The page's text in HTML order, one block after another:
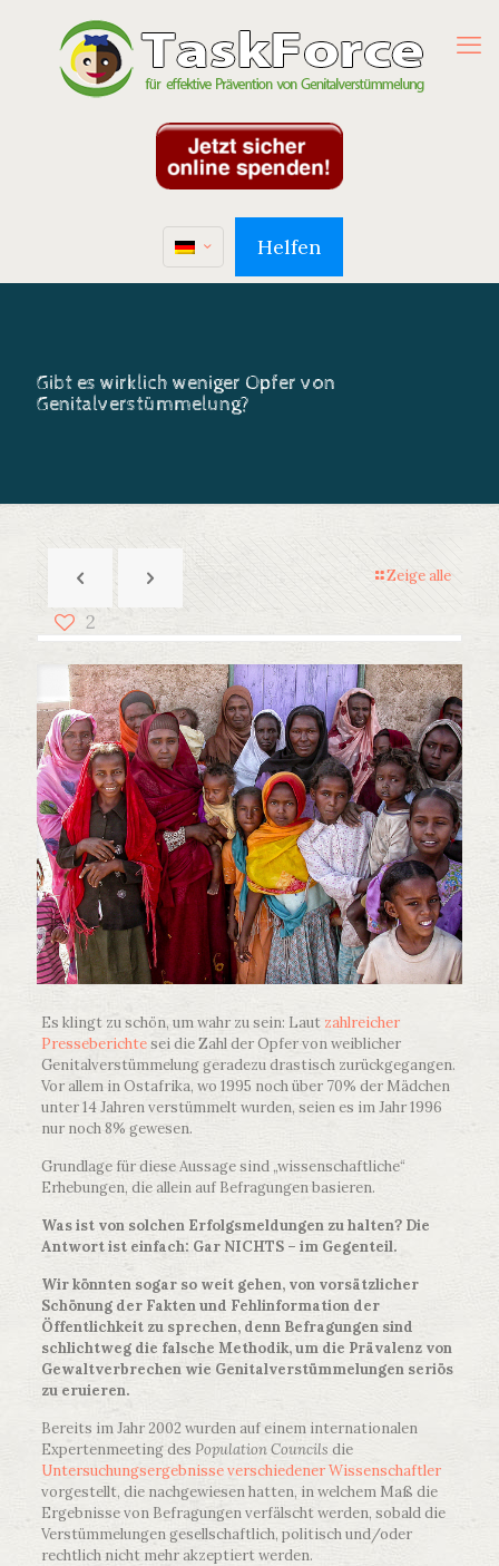
Helfen
Gibt es wirklich weniger Opfer von
Genitalverstümmelung?
Zeige alle
2
Es klingt zu schön, um wahr zu sein: Laut zahlreicher
Presseberichtesei die Zahl der Opfer von weiblicher
Genitalverstümmelung geradezu drastisch zurückgegangen.
Vor allem in Ostafrika, wo 1995 noch über 70% der Mädchen
unter 14 Jahren verstümmelt wurden, seien es im Jahr 1996
nur noch 8% gewesen.
Grundlage für diese Aussage sind „wissenschaftliche“
Erhebungen, die allein auf Befragungen basieren.
Was ist von solchen Erfolgsmeldungen zu halten? Die
Antwort ist einfach: Gar NICHTS – im Gegenteil.
Wir könnten sogar so weit gehen, von vorsätzlicher
Schönung der Fakten und Fehlinformation der
Öffentlichkeit zu sprechen, denn Befragungen sind
schlichtweg die falsche Methodik, um die Prävalenz von
Gewaltverbrechen wie Genitalverstümmelungen seriös
zu eruieren.
Bereits im Jahr 2002 wurden auf einem internationalen
Expertenmeeting des Population Councils die
Untersuchungsergebnisse verschiedener Wissenschaftler
vorgestellt, die nachgewiesen hatten, in welchem Maß die
Ergebnisse von Befragungen verfälscht werden, sobald die
Verstümmelungen gesellschaftlich, politisch und/oder
rechtlich nicht mehr akzeptiert werden.